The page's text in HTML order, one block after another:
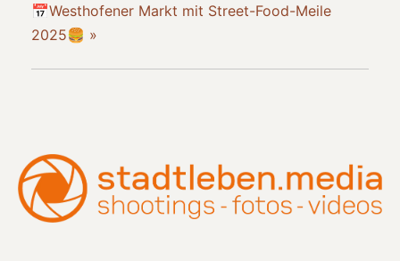
📅Westhofener Markt mit Street-Food-Meile
2025🍔 »